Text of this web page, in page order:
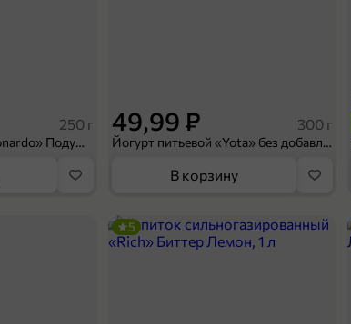
250 г
Готовый завтрак «Leonardo» Подушечки с шоколадно-ореховой начинкой, 250 г
49,99 ₽ 300 г
Йогурт питьевой «Yota» без добавления сахара, 300 г
В корзину
5